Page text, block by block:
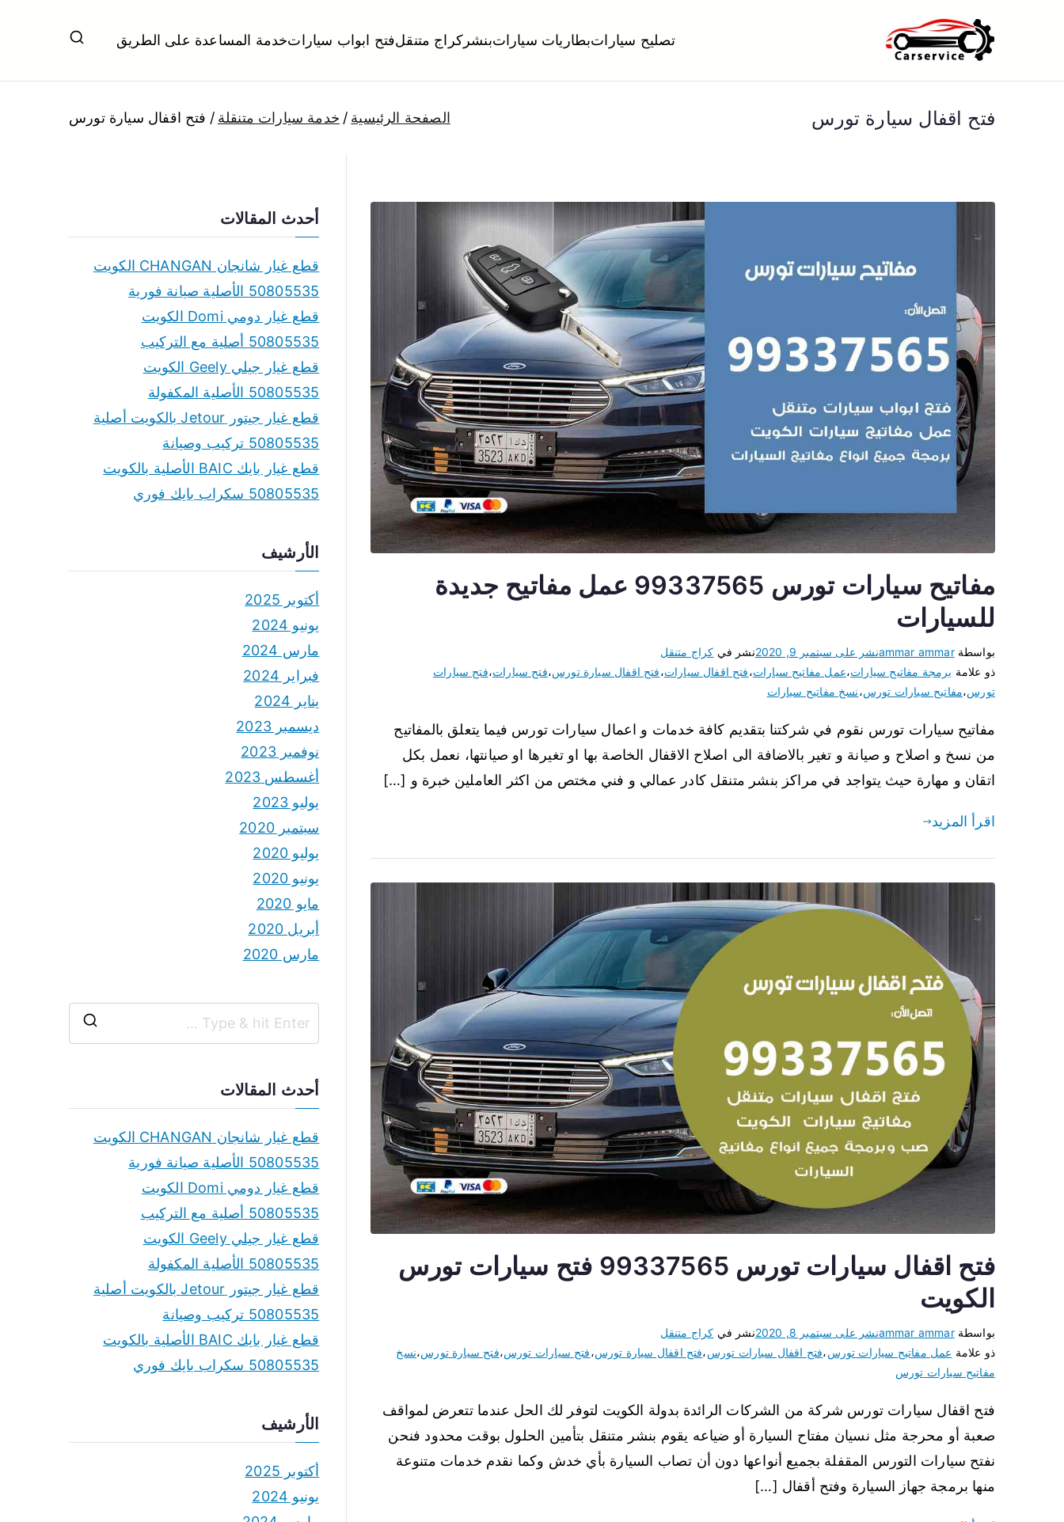
بنشر متنقل الكويت
بنشر متنقل الكويت كهرباء وبنشر تبديل تواير تواير اطارات عجلات تصليح وصيانة سيارات امام المنزل تبديل بطاريات بارخص الاسعار
تصليح سياراتبطاريات سياراتبنشر كراج متنقلفتح ابواب سياراتخدمة المساعدة على الطريق
فتح اقفال سيارة تورس الصفحة الرئيسية خدمة سيارات متنقلة فتح اقفال سيارة تورس
مفاتيح سيارات تورس 99337565 عمل مفاتيح جديدة
للسيارات
بواسطةammar ammarنشر على سبتمبر 9, 2020 نشر في كراج متنقل
ذو علامة برمجة مفاتيح سيارات،عمل مفاتيح سيارات،فتح اقفال سيارات،فتح اقفال سيارة تورس،فتح سيارات،فتح سيارات
تورس،مفاتيح سيارات تورس،نسخ مفاتيح سيارات
مفاتيح سيارات تورس نقوم في شركتنا بتقديم كافة خدمات و اعمال سيارات تورس فيما يتعلق بالمفاتيح
من نسخ و اصلاح و صيانة و تغير بالاضافة الى اصلاح الاقفال الخاصة بها او تغيرها او صيانتها، نعمل بكل
اتقان و مهارة حيث يتواجد في مراكز بنشر متنقل كادر عمالي و فني مختص من اكثر العاملين خبرة و […]
اقرأ المزيد
فتح اقفال سيارات تورس 99337565 فتح سيارات تورس
الكويت
بواسطةammar ammarنشر على سبتمبر 8, 2020 نشر في كراج متنقل
ذو علامة عمل مفاتيح سيارات تورس،فتح اقفال سيارات تورس،فتح اقفال سيارة تورس،فتح سيارات تورس،فتح سيارة تورس،نسخ
مفاتيح سيارات تورس
فتح اقفال سيارات تورس شركة من الشركات الرائدة بدولة الكويت لتوفر لك الحل عندما تتعرض لمواقف
صعبة أو محرجة مثل نسيان مفتاح السيارة أو ضياعه يقوم بنشر متنقل بتأمين الحلول بوقت محدود فنحن
نفتح سيارات التورس المقفلة بجميع أنواعها دون أن تصاب السيارة بأي خدش وكما نقدم خدمات متنوعة
منها برمجة جهاز السيارة وفتح أقفال […]
أحدث المقالات
قطع غيار شانجان CHANGAN الكويت
50805535 الأصلية صيانة فورية
قطع غيار دومي Domi الكويت
50805535 أصلية مع التركيب
قطع غيار جيلي Geely الكويت
50805535 الأصلية المكفولة
قطع غيار جيتور Jetour بالكويت أصلية
50805535 تركيب وصيانة
قطع غيار بايك BAIC الأصلية بالكويت
50805535 سكراب بايك فوري
الأرشيف
أكتوبر 2025
يونيو 2024
مارس 2024
فبراير 2024
يناير 2024
ديسمبر 2023
نوفمبر 2023
أغسطس 2023
يوليو 2023
سبتمبر 2020
يوليو 2020
يونيو 2020
مايو 2020
أبريل 2020
مارس 2020
r
أحدث المقالات
قطع غيار شانجان CHANGAN الكويت
50805535 الأصلية صيانة فورية
قطع غيار دومي Domi الكويت
50805535 أصلية مع التركيب
قطع غيار جيلي Geely الكويت
50805535 الأصلية المكفولة
قطع غيار جيتور Jetour بالكويت أصلية
50805535 تركيب وصيانة
قطع غيار بايك BAIC الأصلية بالكويت
50805535 سكراب بايك فوري
الأرشيف
أكتوبر 2025
يونيو 2024